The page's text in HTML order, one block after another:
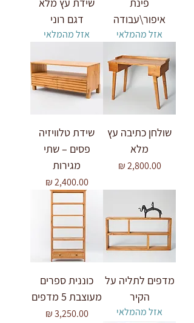
פינת
איפור\עבודה
אזל מהמלאי
שידת עץ מלא
דגם רוני
אזל מהמלאי
שולחן כתיבה עץ
מלא
מחיר‏2,800.00 ‏₪
שידת טלוויזיה
פסים – שתי
מגירות
מחיר‏2,400.00 ‏₪
מדפים לתליה על
הקיר
אזל מהמלאי
כוננית ספרים
מעוצבת 5 מדפים
מחיר‏3,250.00 ‏₪